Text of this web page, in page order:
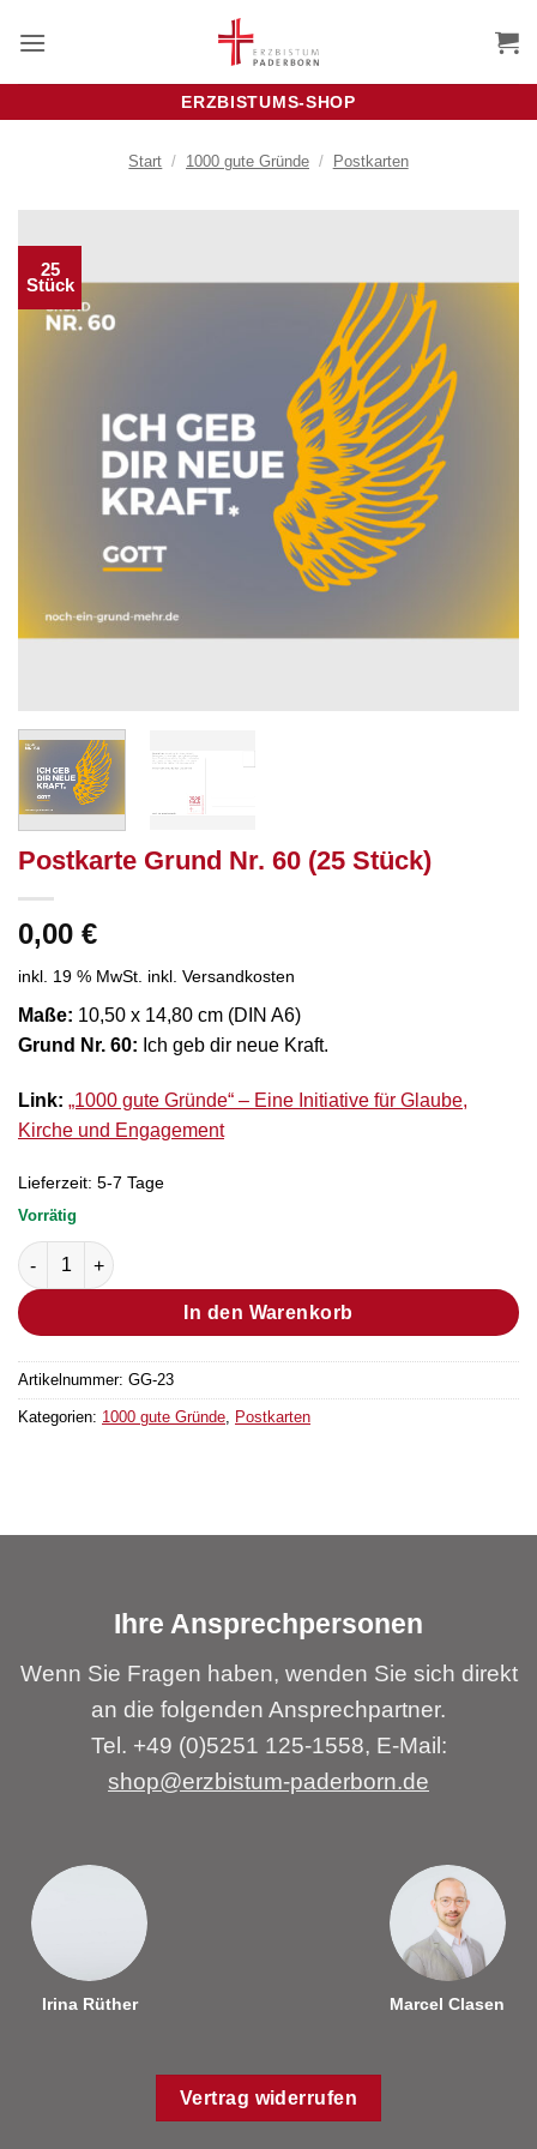
Inhalt
ERZBISTUMS-SHOP
Start / 1000 gute Gründe / Postkarten
25
Stück
Postkarte Grund Nr. 60 (25 Stück)
0,00 €
inkl. 19 % MwSt. inkl. Versandkosten
Maße: 10,50 x 14,80 cm (DIN A6)
Grund Nr. 60: Ich geb dir neue Kraft.
Link: „1000 gute Gründe“ – Eine Initiative für Glaube,
Kirche und Engagement
Lieferzeit: 5-7 Tage
Vorrätig
Postkarte Grund Nr. 60 (25 Stück) Menge
In den Warenkorb
Artikelnummer: GG-23
Kategorien: 1000 gute Gründe, Postkarten
Ihre Ansprechpersonen
Wenn Sie Fragen haben, wenden Sie sich direkt
an die folgenden Ansprechpartner.
Tel. +49 (0)5251 125-1558, E-Mail:
shop@erzbistum-paderborn.de
Irina Rüther Marcel Clasen
Vertrag widerrufen